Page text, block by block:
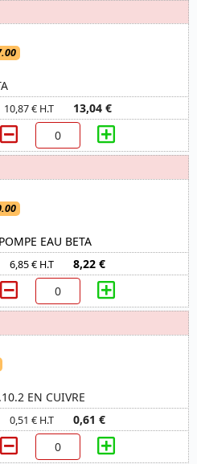
10,87 € H.T 13,04 €
EAU BETA
6,85 € H.T 8,22 €
EN CUIVRE
0,51 € H.T 0,61 €